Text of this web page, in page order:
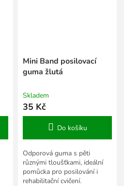
Mini Band posilovací
guma žlutá
Skladem
35 Kč
Do košíku
Odporová guma s pěti
různými tloušťkami, ideální
pomůcka pro posilování i
rehabilitační cvičení.